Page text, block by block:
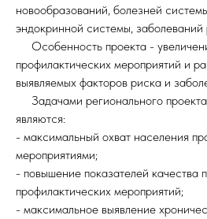
новообразований, болезней
эндокринной системы,
Особенность проекта -
профилактических мероприятий и
выявляемых факторов риска и
Задачами регионального
являются:
- максимальный охват населения
мероприятиями;
- повышение показателей качества
профилактических мероприятий;
- максимальное выявление